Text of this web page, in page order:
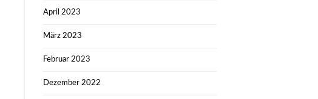
April 2023
März 2023
Februar 2023
Dezember 2022